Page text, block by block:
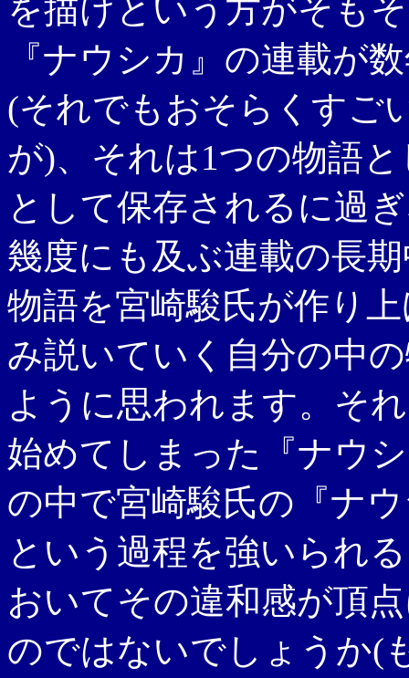
を描けという方がそも
『ナウシカ』の連載が
(それでもおそらくすご
が)、それは1つの物語
として保存されるに過
幾度にも及ぶ連載の長
物語を宮崎駿氏が作り
み説いていく自分の中
ように思われます。そ
始めてしまった『ナウ
の中で宮崎駿氏の『ナ
という過程を強いられ
おいてその違和感が頂
のではないでしょうか(